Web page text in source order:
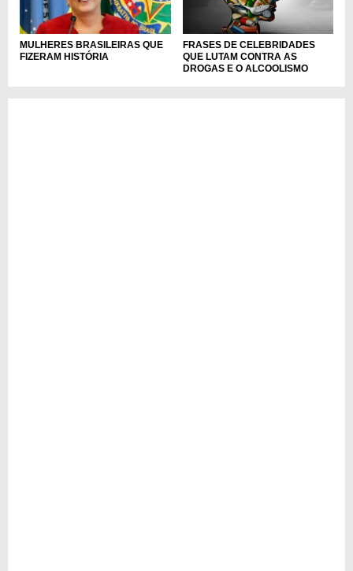
MULHERES BRASILEIRAS QUE
FIZERAM HISTÓRIA
FRASES DE CELEBRIDADES
QUE LUTAM CONTRA AS
DROGAS E O ALCOOLISMO